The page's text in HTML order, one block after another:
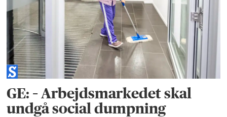
GE: – Arbejdsmarkedet skal
undgå social dumpning